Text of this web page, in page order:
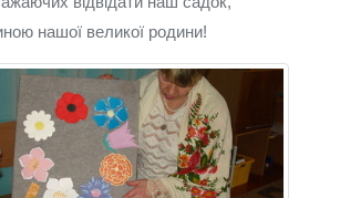
нашої великої родини!